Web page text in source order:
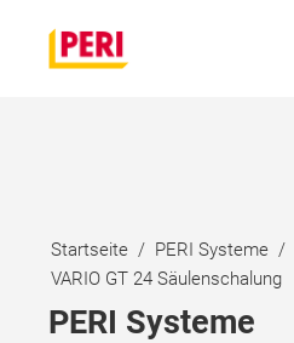
Startseite PERI Systeme
VARIO GT 24 Säulenschalung
PERI Systeme